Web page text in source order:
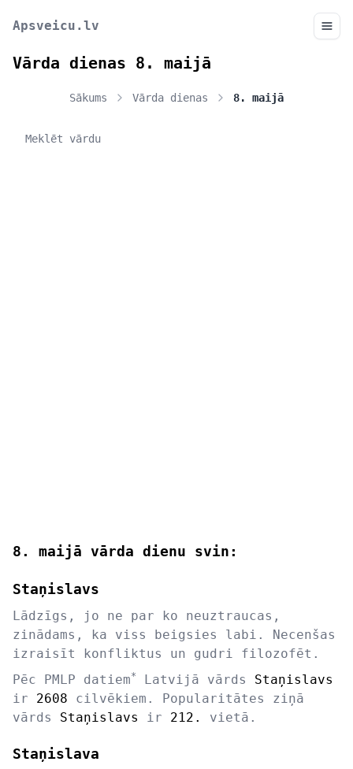
Apsveicu.lv
Vārda dienas 8. maijā
Sākums Vārda dienas 8. maijā
8. maijā vārda dienu svin:
Staņislavs
Lādzīgs, jo ne par ko neuztraucas,
zinādams, ka viss beigsies labi. Necenšas
izraisīt konfliktus un gudri filozofēt.
Pēc PMLP datiem* Latvijā vārds Staņislavs
ir 2608 cilvēkiem. Popularitātes ziņā
vārds Staņislavs ir 212. vietā.
Staņislava